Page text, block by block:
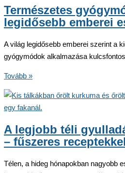
tavasszal?
Természetes
legidősebb emberei
A világ legidősebb emberei szerint a
gyógymódok alkalmazása
Természetes
gyógymódok,
amelyekre
a
világ
legidősebb
emberei
esküsznek
Tovább »
A legjobb téli
– fűszeres receptekkel
Télen, a hideg hónapokban nagyobb